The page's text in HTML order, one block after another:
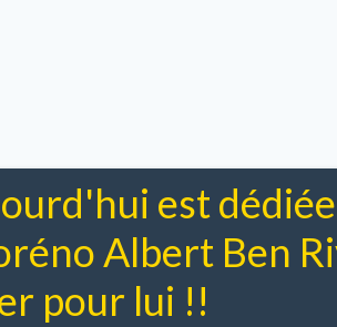
est
Albert Ben
pour lui !!